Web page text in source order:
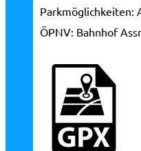
Parkmöglichkeiten:
ÖPNV: Bahnhof